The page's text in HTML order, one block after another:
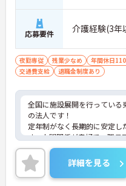
応募要件 介護経験(3年
夜勤専従 残業少なめ 年間休日
交通費支給
退職金制度あり
全国に施設展開を行っている
の法人です！
定年制がなく長期的に安定し
す。人間関係が良好で、職員
根付いています。
ご興味のある方には、面接対
に詳細をご案内しますのでお
い！
詳細を見る